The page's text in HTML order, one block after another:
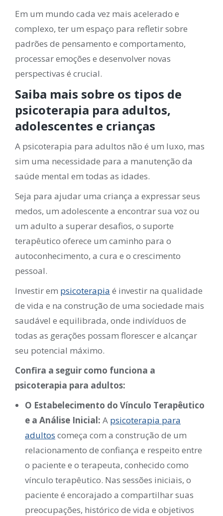
Em um mundo cada vez mais acelerado e
complexo, ter um espaço para refletir sobre
padrões de pensamento e comportamento,
processar emoções e desenvolver novas
perspectivas é crucial.
Saiba mais sobre os tipos de
psicoterapia para adultos,
adolescentes e crianças
A psicoterapia para adultos não é um luxo, mas
sim uma necessidade para a manutenção da
saúde mental em todas as idades.
Seja para ajudar uma criança a expressar seus
medos, um adolescente a encontrar sua voz ou
um adulto a superar desafios, o suporte
terapêutico oferece um caminho para o
autoconhecimento, a cura e o crescimento
pessoal.
Investir em psicoterapia é investir na qualidade
de vida e na construção de uma sociedade mais
saudável e equilibrada, onde indivíduos de
todas as gerações possam florescer e alcançar
seu potencial máximo.
Confira a seguir como funciona a
psicoterapia para adultos:
O Estabelecimento do Vínculo Terapêutico
e a Análise Inicial: A psicoterapia para
adultos começa com a construção de um
relacionamento de confiança e respeito entre
o paciente e o terapeuta, conhecido como
vínculo terapêutico. Nas sessões iniciais, o
paciente é encorajado a compartilhar suas
preocupações, histórico de vida e objetivos